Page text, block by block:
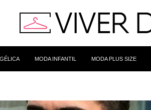
MODA INFANTIL MODA PLUS SIZE